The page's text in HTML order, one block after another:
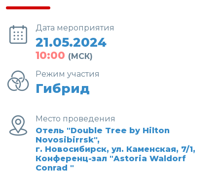
Дата мероприятия
21.05.2024
10:00 (МСК)
Режим участия
Гибрид
Место проведения
Отель "Double Tree by Hilton
Novosibirrsk",
г. Новосибирск, ул. Каменская, 7/1,
Конференц-зал "Astoria Waldorf
Conrad "